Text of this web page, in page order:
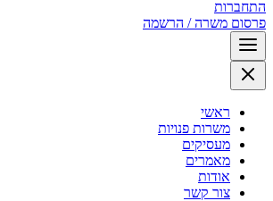
התחברות
פרסום משרה / הרשמה
ראשי
משרות פנויות
מעסיקים
מאמרים
אודות
צור קשר